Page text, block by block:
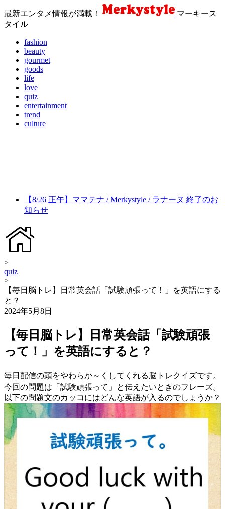
最新エンタメ情報が満載！
マーキース
タイル
fashion
beauty
gourmet
goods
life
love
quiz
entertainment
trend
culture
【8/26 正午】ママテナ / Merkystyle / ラナーヌ 終了のお
知らせ
>
quiz
>
【毎日脳トレ】日常英会話「試験頑張って！」を英語にする
と？
2024年5月8日
【毎日脳トレ】日常英会話「試験頑張
って！」を英語にすると？
毎日配信の頭をやわらか～くしてくれる脳トレクイズです。
今回の問題は「試験頑張って」と伝えたいときのフレーズ。
以下の問題文のカッコにはどんな英語が入るのでしょうか？